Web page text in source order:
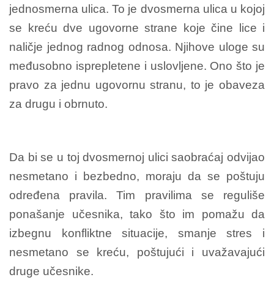
jednosmerna ulica. To je dvosmerna ulica u kojoj
se kreću dve ugovorne strane koje čine lice i
naličje jednog radnog odnosa. Njihove uloge su
međusobno isprepletene i uslovljene. Ono što je
pravo za jednu ugovornu stranu, to je obaveza
za drugu i obrnuto.
Da bi se u toj dvosmernoj ulici saobraćaj odvijao
nesmetano i bezbedno, moraju da se poštuju
određena pravila. Tim pravilima se reguliše
ponašanje učesnika, tako što im pomažu da
izbegnu konfliktne situacije, smanje stres i
nesmetano se kreću, poštujući i uvažavajući
druge učesnike.